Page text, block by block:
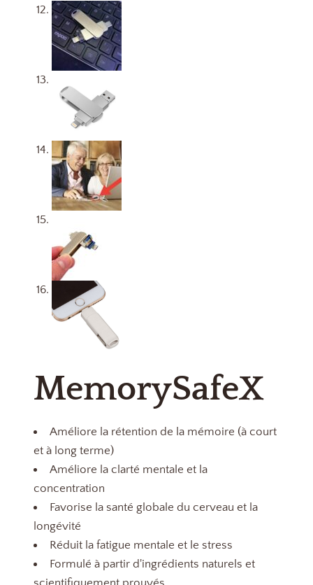
MemorySafeX
Améliore la rétention de la mémoire (à court
et à long terme)
Améliore la clarté mentale et la
concentration
Favorise la santé globale du cerveau et la
longévité
Réduit la fatigue mentale et le stress
Formulé à partir d'ingrédients naturels et